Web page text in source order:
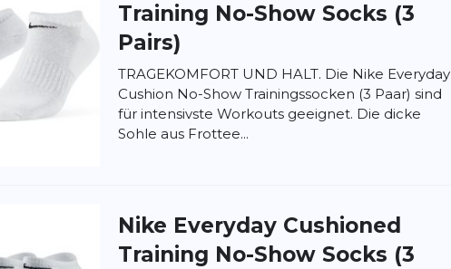
Training No-Show Socks (3
Pairs)
TRAGEKOMFORT UND HALT. Die Nike Everyday
Cushion No-Show Trainingssocken (3 Paar) sind
für intensivste Workouts geeignet. Die dicke
Sohle aus Frottee...
Nike Everyday Cushioned
Training No-Show Socks (3